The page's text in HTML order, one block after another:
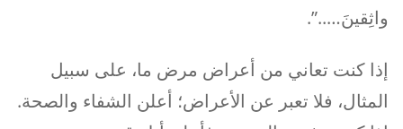
واثِقينَ…..”.
إذا كنت تعاني من أعراض مرض ما، على سبيل
المثال، فلا تعبر عن الأعراض؛ أعلن الشفاء والصحة.